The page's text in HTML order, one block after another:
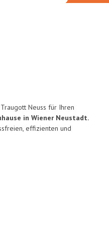
Neuss für Ihren
in Wiener Neustadt.
effizienten und